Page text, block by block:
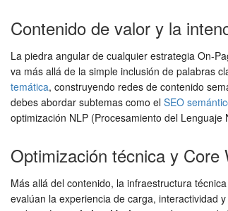
Contenido de valor y la
La piedra angular de cualquier estrategia On-
va más allá de la simple inclusión de palabras
temática, construyendo redes de contenido
debes abordar subtemas como el SEO
optimización NLP (Procesamiento del
Optimización técnica y Core
Más allá del contenido, la infraestructura
evalúan la experiencia de carga, interactividad